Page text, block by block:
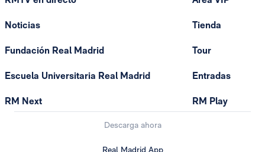
Noticias
Fundación Real Madrid
Escuela Universitaria Real Madrid
RM Next
Tienda
Tour
Entradas
RM Play
Descarga ahora
Real Madrid App